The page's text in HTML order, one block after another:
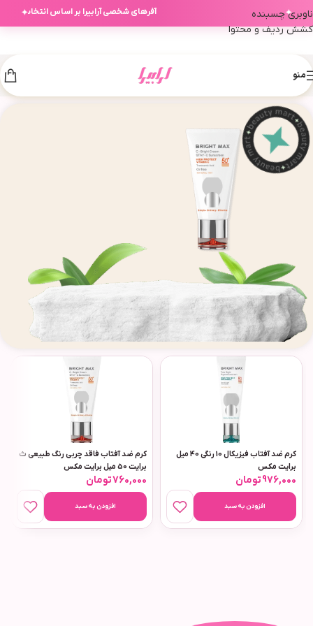
✦ آفرهای شخصی آرابیرا بر اساس انتخاب‌های
✦
ناوبری چسبنده
کشش ردیف و محتوا
منو
کرم ضد آفتاب فیزیکال 10 رنگی 40 میل
برایت مکس
976,000تومان
افزودن به سبد
کرم ضد آفتاب فاقد چربی رنگ طبیعی ث
برایت 50 میل برایت مکس
760,000تومان
افزودن به سبد